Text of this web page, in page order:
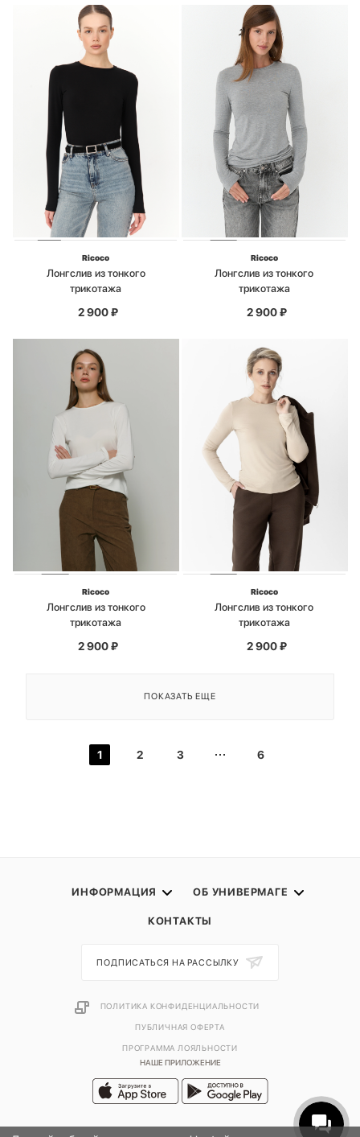
Ricoco
Лонгслив из тонкого
трикотажа
2 900₽
Ricoco
Лонгслив из тонкого
трикотажа
2 900₽
Ricoco
Лонгслив из тонкого
трикотажа
2 900₽
Ricoco
Лонгслив из тонкого
трикотажа
2 900₽
ПОКАЗАТЬ ЕЩЕ
1 2 3 6
ИНФОРМАЦИЯ ОБ УНИВЕРМАГЕ
КОНТАКТЫ
НАШЕ ПРИЛОЖЕНИЕ
ПОДПИСАТЬСЯ НА РАССЫЛКУ
ПОЛИТИКА КОНФИДЕНЦИАЛЬНОСТИ
ПУБЛИЧНАЯ ОФЕРТА
ПРОГРАММА ЛОЯЛЬНОСТИ